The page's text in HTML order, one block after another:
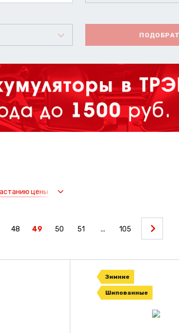
цены
48 49 50 51 ... 105
Зимние
Шипованные